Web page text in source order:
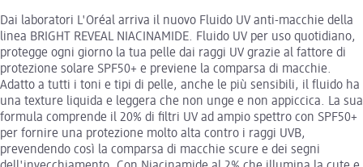
Dai laboratori L'Oréal arriva il nuovo Fluido UV anti-macchie della
linea BRIGHT REVEAL NIACINAMIDE. Fluido UV per uso quotidiano,
protegge ogni giorno la tua pelle dai raggi UV grazie al fattore di
protezione solare SPF50+ e previene la comparsa di macchie.
Adatto a tutti i toni e tipi di pelle, anche le più sensibili, il fluido ha
una texture liquida e leggera che non unge e non appiccica. La sua
formula comprende il 20% di filtri UV ad ampio spettro con SPF50+
per fornire una protezione molto alta contro i raggi UVB,
prevendendo così la comparsa di macchie scure e dei segni